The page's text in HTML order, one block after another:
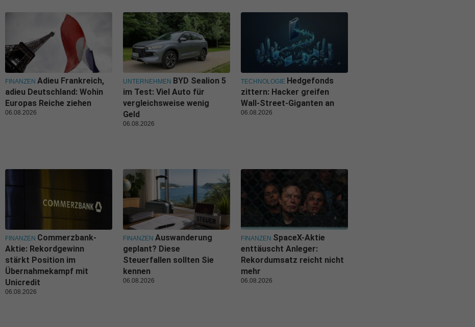
FINANZEN Adieu Frankreich,
adieu Deutschland: Wohin
Europas Reiche ziehen
06.08.2026
UNTERNEHMEN BYD Sealion 5
im Test: Viel Auto für
vergleichsweise wenig
Geld
06.08.2026
TECHNOLOGIE Hedgefonds
zittern: Hacker greifen
Wall-Street-Giganten an
06.08.2026
FINANZEN Commerzbank-
Aktie: Rekordgewinn
stärkt Position im
Übernahmekampf mit
Unicredit
06.08.2026
FINANZEN Auswanderung
geplant? Diese
Steuerfallen sollten Sie
kennen
06.08.2026
FINANZEN SpaceX-Aktie
enttäuscht Anleger:
Rekordumsatz reicht nicht
mehr
06.08.2026